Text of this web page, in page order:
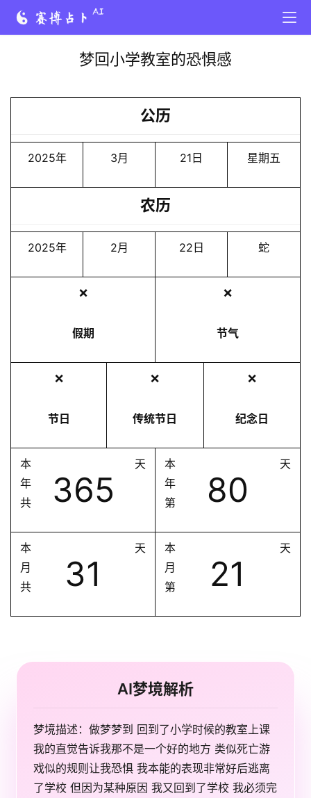
梦回小学教室的恐惧感
公历
2025年 3月 21日 星期五
农历
2025年 2月 22日 蛇
❌
假期
❌
节气
❌
节日
❌
传统节日
❌
纪念日
本
年
共
365
天
本
年
第
80
天
本
月
共
31
天
本
月
第
21
天
AI梦境解析
梦境描述：做梦梦到 回到了小学时候的教室上课
我的直觉告诉我那不是一个好的地方 类似死亡游
戏似的规则让我恐惧 我本能的表现非常好后逃离
了学校 但因为某种原因 我又回到了学校 我必须完